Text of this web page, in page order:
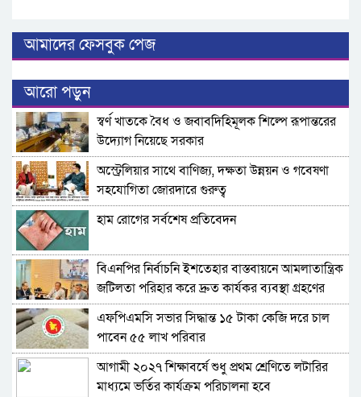
আমাদের ফেসবুক পেজ
আরো পড়ুন
স্বর্ণ খাতকে বৈধ ও জবাবদিহিমূলক শিল্পে রূপান্তরের
উদ্যোগ নিয়েছে সরকার
অস্ট্রেলিয়ার সাথে বাণিজ্য, দক্ষতা উন্নয়ন ও গবেষণা
সহযোগিতা জোরদারে গুরুত্ব
হাম রোগের সর্বশেষ প্রতিবেদন
বিএনপির নির্বাচনি ইশতেহার বাস্তবায়নে আমলাতান্ত্রিক
জটিলতা পরিহার করে দ্রুত কার্যকর ব্যবস্থা গ্রহণের
নির্দেশ জনপ্রশাসন উপদেষ্টার
এফপিএমসি সভার সিদ্ধান্ত ১৫ টাকা কেজি দরে চাল
পাবেন ৫৫ লাখ পরিবার
আগামী ২০২৭ শিক্ষাবর্ষে শুধু প্রথম শ্রেণিতে লটারির
মাধ্যমে ভর্তির কার্যক্রম পরিচালনা হবে